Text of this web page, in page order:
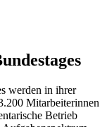
werden in ihrer
Mitarbeiterinnen
Betrieb